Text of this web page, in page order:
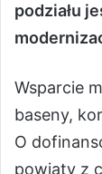
podziału
Wsparcie
baseny,
O
powiaty z